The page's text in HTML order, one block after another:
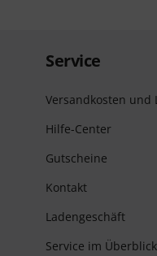
Service
Versandkosten und
Hilfe-Center
Gutscheine
Kontakt
Ladengeschäft
Service im Überblick